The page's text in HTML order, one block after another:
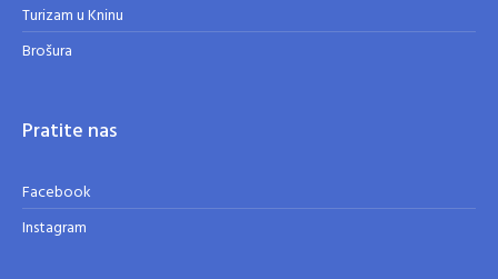
Turizam u Kninu
Brošura
Pratite nas
Facebook
Instagram